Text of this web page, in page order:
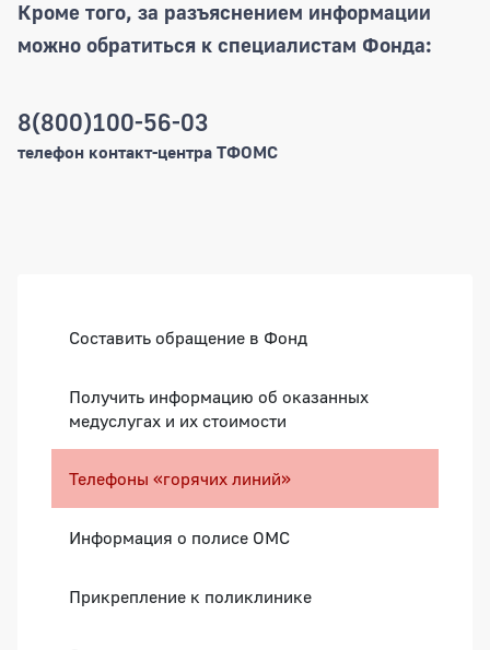
Кроме того, за разъяснением информации
можно обратиться к специалистам Фонда:
Общие контакты
8(800)100-56-03
телефон контакт-центра ТФОМС
Составить обращение в Фонд
Получить информацию об оказанных
медуслугах и их стоимости
Телефоны «горячих линий»
Информация о полисе ОМС
Прикрепление к поликлинике